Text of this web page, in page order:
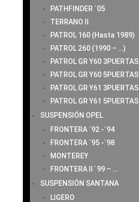
PATHFINDER ´05
TERRANO II
PATROL 160 (Hasta 1989)
PATROL 260 (1990 – …)
PATROL GR Y60 3PUERTAS
PATROL GR Y60 5PUERTAS
PATROL GR Y61 3PUERTAS
PATROL GR Y61 5PUERTAS
SUSPENSIÓN OPEL
FRONTERA ´92 -´94
FRONTERA ´95 -´98
MONTEREY
FRONTERA II ´99 – …
SUSPENSIÓN SANTANA
LIGERO